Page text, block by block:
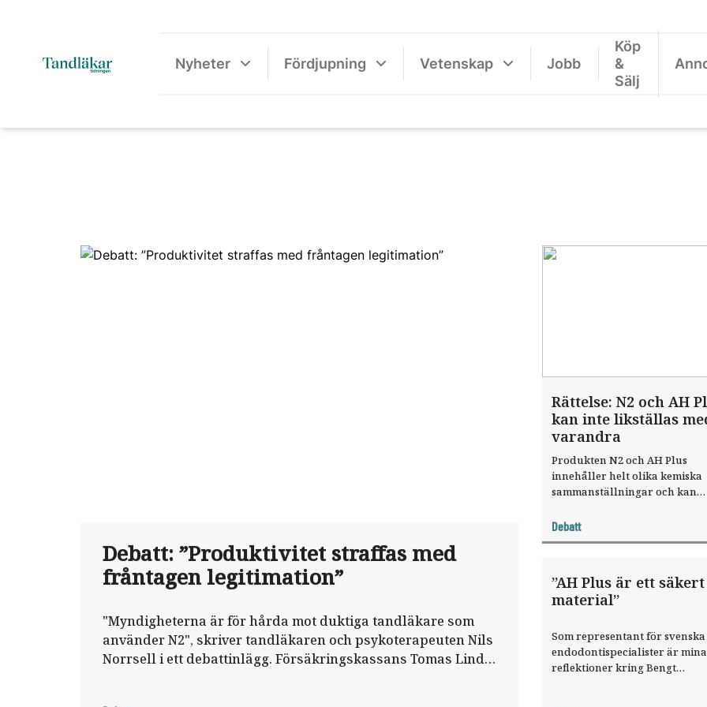
Nyheter Fördjupning Vetenskap Jobb
Köp
&
Sälj
Debatt: ”Produktivitet straffas med
fråntagen legitimation”
"Myndigheterna är för hårda mot duktiga tandläkare som
använder N2", skriver tandläkaren och psykoterapeuten Nils
Norrsell i ett debattinlägg. Försäkringskassans Tomas Lindh
Rättelse: N2 och AH
kan inte likställas
varandra
Produkten N2 och AH Plus
innehåller helt olika kemiska
sammanställningar och kan
varandra, så som görs i Bengt
Nordströms debattartikel. N2
som är klassificerad som
cancerogen och dessutom
2]. AH Plus är baserad på en
amin komposition som
epoxy...
Debatt
”AH Plus är ett säkert
material”
Som representant för svenska
endodontispecialister är mina
reflektioner kring Bengt